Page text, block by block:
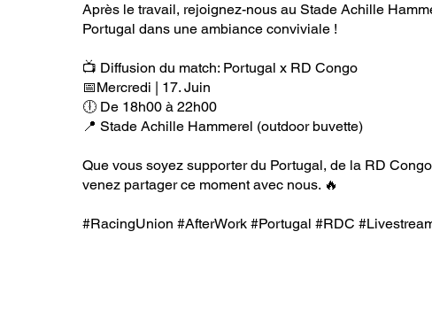
Après le travail, rejoignez-nous au Stade Achille
Portugal dans une ambiance conviviale !
📺 Diffusion du match: Portugal x RD Congo
📅Mercredi | 17. Juin
🕕 De 18h00 à 22h00
📍 Stade Achille Hammerel (outdoor buvette)
Que vous soyez supporter du Portugal, de la RD
venez partager ce moment avec nous. 🔥
#RacingUnion #AfterWork #Portugal #RDC